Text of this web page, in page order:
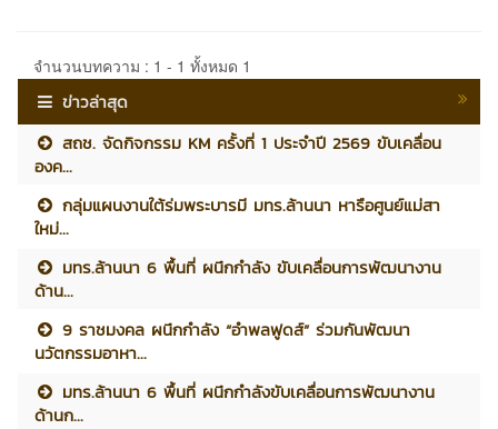
จำนวนบทความ : 1 - 1 ทั้งหมด 1
ข่าวล่าสุด
สถช. จัดกิจกรรม KM ครั้งที่ 1 ประจำปี 2569 ขับเคลื่อน
องค...
กลุ่มแผนงานใต้ร่มพระบารมี มทร.ล้านนา หารือศูนย์แม่สา
ใหม่...
มทร.ล้านนา 6 พื้นที่ ผนึกกำลัง ขับเคลื่อนการพัฒนางาน
ด้าน...
9 ราชมงคล ผนึกกำลัง “อำพลฟูดส์” ร่วมกันพัฒนา
นวัตกรรมอาหา...
มทร.ล้านนา 6 พื้นที่ ผนึกกำลังขับเคลื่อนการพัฒนางาน
ด้านก...